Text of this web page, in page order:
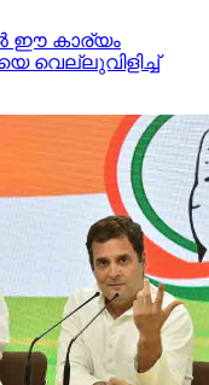
ഈ കാര്യം
വെല്ലുവിളിച്ച്